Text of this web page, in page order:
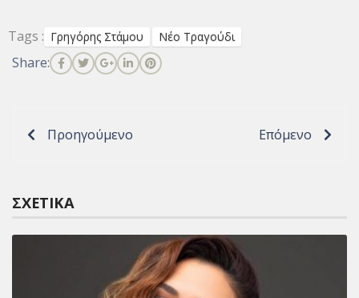
Tags : Γρηγόρης Στάμου Νέο Τραγούδι
Share:
Προηγούμενο Επόμενο
ΣΧΕΤΙΚΆ